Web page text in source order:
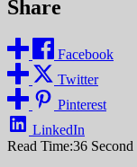
Share
Facebook
Twitter
Pinterest
LinkedIn
Read Time:36 Second